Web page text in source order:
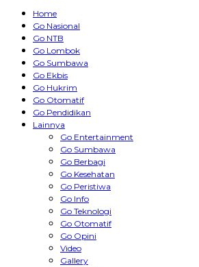
Home
Go Nasional
Go NTB
Go Lombok
Go Sumbawa
Go Ekbis
Go Hukrim
Go Otomatif
Go Pendidikan
Lainnya
Go Entertainment
Go Sumbawa
Go Berbagi
Go Kesehatan
Go Peristiwa
Go Info
Go Teknologi
Go Otomatif
Go Opini
Video
Gallery